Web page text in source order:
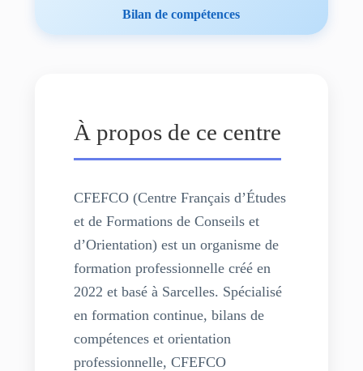
Bilan de compétences
À propos de ce centre
CFEFCO (Centre Français d’Études
et de Formations de Conseils et
d’Orientation) est un organisme de
formation professionnelle créé en
2022 et basé à Sarcelles. Spécialisé
en formation continue, bilans de
compétences et orientation
professionnelle, CFEFCO